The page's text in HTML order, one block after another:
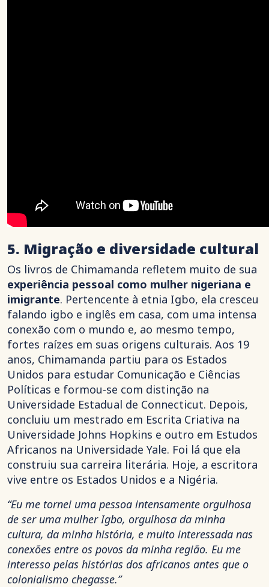
5. Migração e diversidade cultural
Os livros de Chimamanda refletem muito de sua
experiência pessoal como mulher nigeriana e
imigrante. Pertencente à etnia Igbo, ela cresceu
falando igbo e inglês em casa, com uma intensa
conexão com o mundo e, ao mesmo tempo,
fortes raízes em suas origens culturais. Aos 19
anos, Chimamanda partiu para os Estados
Unidos para estudar Comunicação e Ciências
Políticas e formou-se com distinção na
Universidade Estadual de Connecticut. Depois,
concluiu um mestrado em Escrita Criativa na
Universidade Johns Hopkins e outro em Estudos
Africanos na Universidade Yale. Foi lá que ela
construiu sua carreira literária. Hoje, a escritora
vive entre os Estados Unidos e a Nigéria.
“Eu me tornei uma pessoa intensamente orgulhosa
de ser uma mulher Igbo, orgulhosa da minha
cultura, da minha história, e muito interessada nas
conexões entre os povos da minha região. Eu me
interesso pelas histórias dos africanos antes que o
colonialismo chegasse.”